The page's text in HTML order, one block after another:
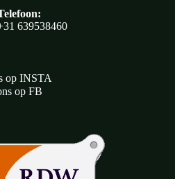
639538460
op INSTA
op FB